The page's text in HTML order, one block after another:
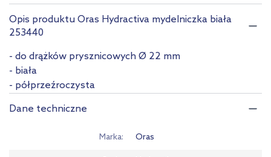
Opis produktu Oras Hydractiva mydelniczka biała
253440
- do drążków prysznicowych Ø 22 mm
- biała
- półprzeźroczysta
Dane techniczne
Marka Oras